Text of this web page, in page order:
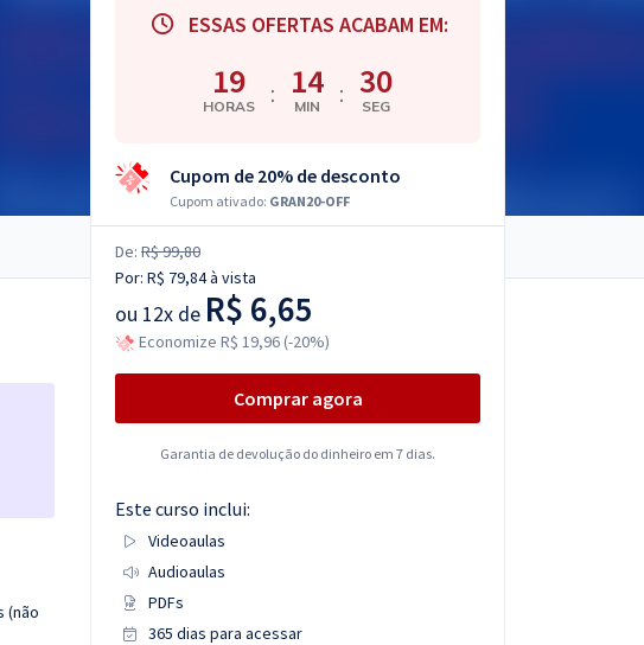
(não
ESSAS OFERTAS ACABAM EM:
19
HORAS : 14
MIN : 29
SEG
Cupom de 20% de desconto
Cupom ativado: GRAN20-OFF
De: R$ 99,80
Por: R$ 79,84à vista
ou 12x de R$ 6,65
Economize R$ 19,96 (-20%)
Comprar agora
Garantia de devolução do dinheiro em 7 dias.
Este curso inclui:
Videoaulas
Audioaulas
PDFs
365 dias para acessar